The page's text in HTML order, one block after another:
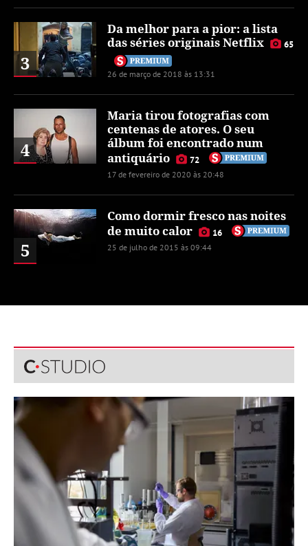
3
Da melhor para a pior: a lista
das séries originais Netflix
65
26 de março de 2018 às 13:31
4
Maria tirou fotografias com
centenas de atores. O seu
álbum foi encontrado num
antiquário
72
17 de fevereiro de 2020 às 20:48
5
Como dormir fresco nas noites
de muito calor
16
25 de julho de 2015 às 09:44